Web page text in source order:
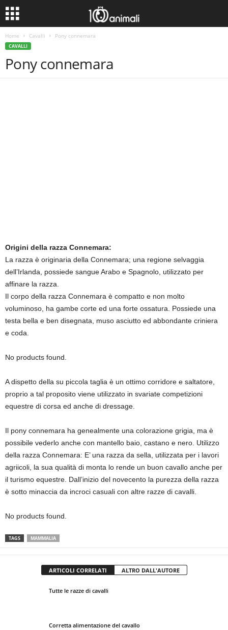
Home Cavalli Pony connemara
CAVALLI
Pony connemara
Origini della razza Connemara:
La razza è originaria della Connemara; una regione selvaggia
dell’Irlanda, possiede sangue Arabo e Spagnolo, utilizzato per
affinare la razza.
Il corpo della razza Connemara è compatto e non molto
voluminoso, ha gambe corte ed una forte ossatura. Possiede una
testa bella e ben disegnata, muso asciutto ed abbondante criniera
e coda.
No products found.
A dispetto della su piccola taglia è un ottimo corridore e saltatore,
proprio a tal proposito viene utilizzato in svariate competizioni
equestre di corsa ed anche di dressage.
Il pony connemara ha genealmente una colorazione grigia, ma è
possibile vederlo anche con mantello baio, castano e nero. Utilizzo
della razza Connemara: E’ una razza da sella, utilizzata per i lavori
agriicoli, la sua qualità di monta lo rende un buon cavallo anche per
il turismo equestre. Dall’inizio del novecento la purezza della razza
è sotto minaccia da incroci casuali con altre razze di cavalli.
No products found.
TAGS MAMMALIA
ARTICOLI CORRELATI ALTRO DALL'AUTORE
Tutte le razze di cavalli
Corretta alimentazione del cavallo